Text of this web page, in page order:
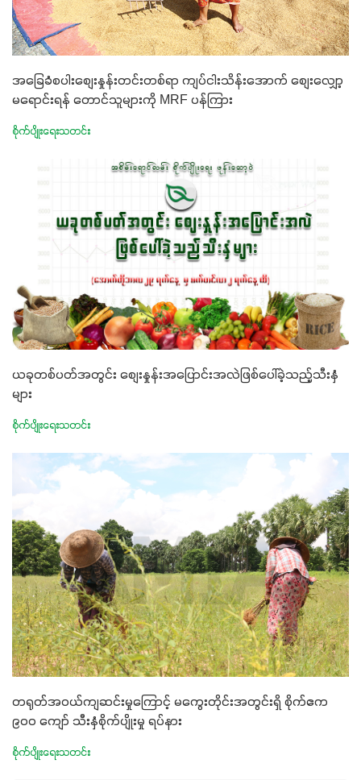
အခြေခံစပါးစျေးနှုန်းတင်းတစ်ရာ ကျပ်ငါးသိန်းအောက် စျေးလျှော့
မရောင်းရန် တောင်သူများကို MRF ပန်ကြား
စိုက်ပျိုးရေးသတင်း
ယခုတစ်ပတ်အတွင်း စျေးနှုန်းအပြောင်းအလဲဖြစ်ပေါ်ခဲ့သည့်သီးနှံ
များ
စိုက်ပျိုးရေးသတင်း
တရုတ်အဝယ်ကျဆင်းမှုကြောင့် မကွေးတိုင်းအတွင်းရှိ စိုက်ဧက
၉၀၀ ကျော် သီးနှံစိုက်ပျိုးမှု ရပ်နား
စိုက်ပျိုးရေးသတင်း